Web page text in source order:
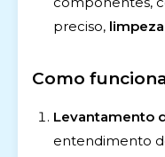
preciso,
Como
Levantamento
entendimento